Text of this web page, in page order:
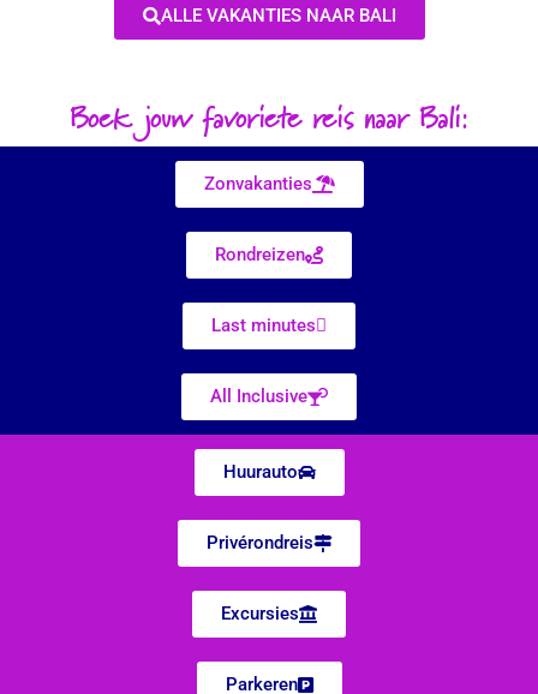
ALLE VAKANTIES NAAR BALI
Boek jouw favoriete reis naar Bali:
Zonvakanties
Rondreizen
Last minutes
All Inclusive
Huurauto
Privérondreis
Excursies
Parkeren